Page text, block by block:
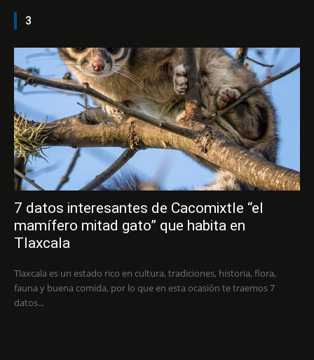
3
7 datos interesantes de Cacomixtle “el
mamífero mitad gato” que habita en
Tlaxcala
Tlaxcala es un estado rico en cultura, tradiciones, historia, flora,
fauna y buena comida, por lo que en esta ocasión te traemos 7
datos...